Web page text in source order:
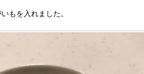
もを入れました。